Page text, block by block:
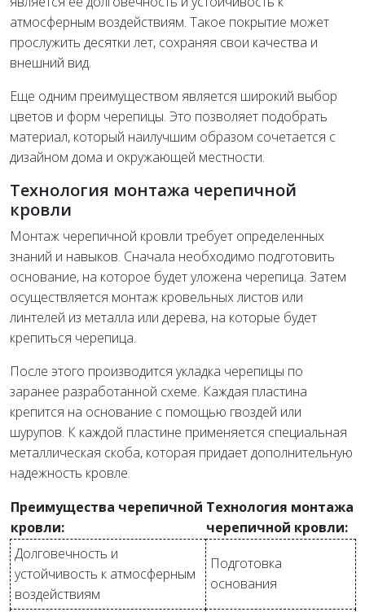
атмосферным воздействиям. Такое покрытие может
прослужить десятки лет, сохраняя свои качества и
внешний вид.
Еще одним преимуществом является широкий выбор
цветов и форм черепицы. Это позволяет подобрать
материал, который наилучшим образом сочетается с
дизайном дома и окружающей местности.
Технология монтажа черепичной
кровли
Монтаж черепичной кровли требует определенных
знаний и навыков. Сначала необходимо подготовить
основание, на которое будет уложена черепица. Затем
осуществляется монтаж кровельных листов или
линтелей из металла или дерева, на которые будет
крепиться черепица.
После этого производится укладка черепицы по
заранее разработанной схеме. Каждая пластина
крепится на основание с помощью гвоздей или
шурупов. К каждой пластине применяется специальная
металлическая скоба, которая придает дополнительную
надежность кровле.
Преимущества черепичной
кровли:
Технология монтажа
черепичной кровли:
Долговечность и
устойчивость к атмосферным
воздействиям
Подготовка
основания